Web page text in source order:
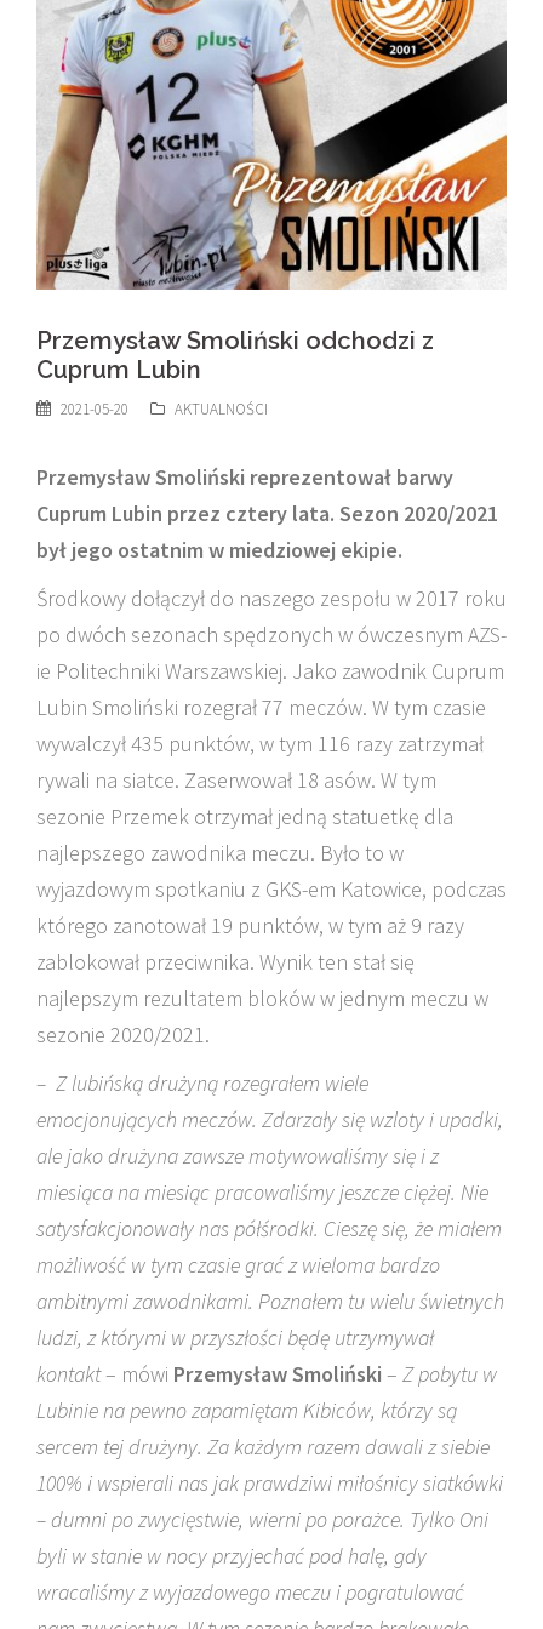
Przemysław Smoliński odchodzi z
Cuprum Lubin
2021-05-20 AKTUALNOŚCI
Przemysław Smoliński reprezentował barwy
Cuprum Lubin przez cztery lata. Sezon 2020/2021
był jego ostatnim w miedziowej ekipie.
Środkowy dołączył do naszego zespołu w 2017 roku
po dwóch sezonach spędzonych w ówczesnym AZS-
ie Politechniki Warszawskiej. Jako zawodnik Cuprum
Lubin Smoliński rozegrał 77 meczów. W tym czasie
wywalczył 435 punktów, w tym 116 razy zatrzymał
rywali na siatce. Zaserwował 18 asów. W tym
sezonie Przemek otrzymał jedną statuetkę dla
najlepszego zawodnika meczu. Było to w
wyjazdowym spotkaniu z GKS-em Katowice, podczas
którego zanotował 19 punktów, w tym aż 9 razy
zablokował przeciwnika. Wynik ten stał się
najlepszym rezultatem bloków w jednym meczu w
sezonie 2020/2021.
– Z lubińską drużyną rozegrałem wiele
emocjonujących meczów. Zdarzały się wzloty i upadki,
ale jako drużyna zawsze motywowaliśmy się i z
miesiąca na miesiąc pracowaliśmy jeszcze ciężej. Nie
satysfakcjonowały nas półśrodki. Cieszę się, że miałem
możliwość w tym czasie grać z wieloma bardzo
ambitnymi zawodnikami. Poznałem tu wielu świetnych
ludzi, z którymi w przyszłości będę utrzymywał
kontakt– mówi Przemysław Smoliński – Z pobytu w
Lubinie na pewno zapamiętam Kibiców, którzy są
sercem tej drużyny. Za każdym razem dawali z siebie
100% i wspierali nas jak prawdziwi miłośnicy siatkówki
– dumni po zwycięstwie, wierni po porażce. Tylko Oni
byli w stanie w nocy przyjechać pod halę, gdy
wracaliśmy z wyjazdowego meczu i pogratulować